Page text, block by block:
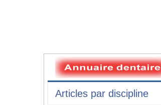
Articles par discipline